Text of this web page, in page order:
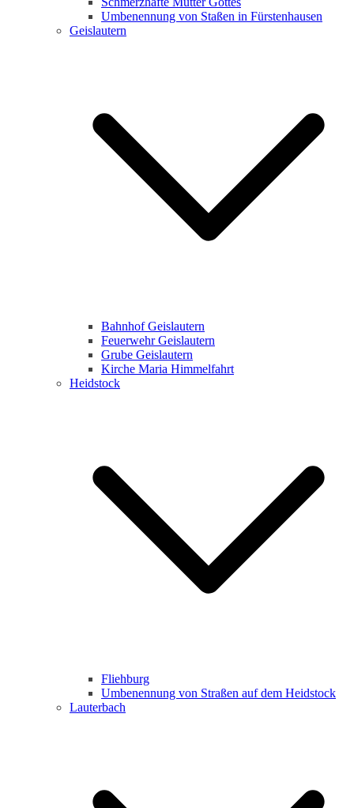
Umbenennung von Staßen in Fürstenhausen
Geislautern
Bahnhof Geislautern
Feuerwehr Geislautern
Grube Geislautern
Kirche Maria Himmelfahrt
Heidstock
Fliehburg
Umbenennung von Straßen auf dem Heidstock
Lauterbach